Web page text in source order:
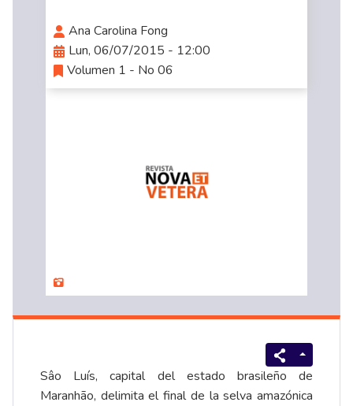
Ana Carolina Fong
Lun, 06/07/2015 - 12:00
Volumen 1 - No 06
Sâo Luís, capital del estado brasileño de
Maranhão, delimita el final de la selva amazónica